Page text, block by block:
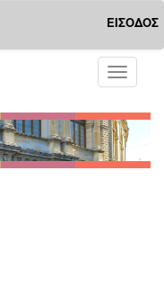
ΕΙΣΟΔΟΣ
Toggle